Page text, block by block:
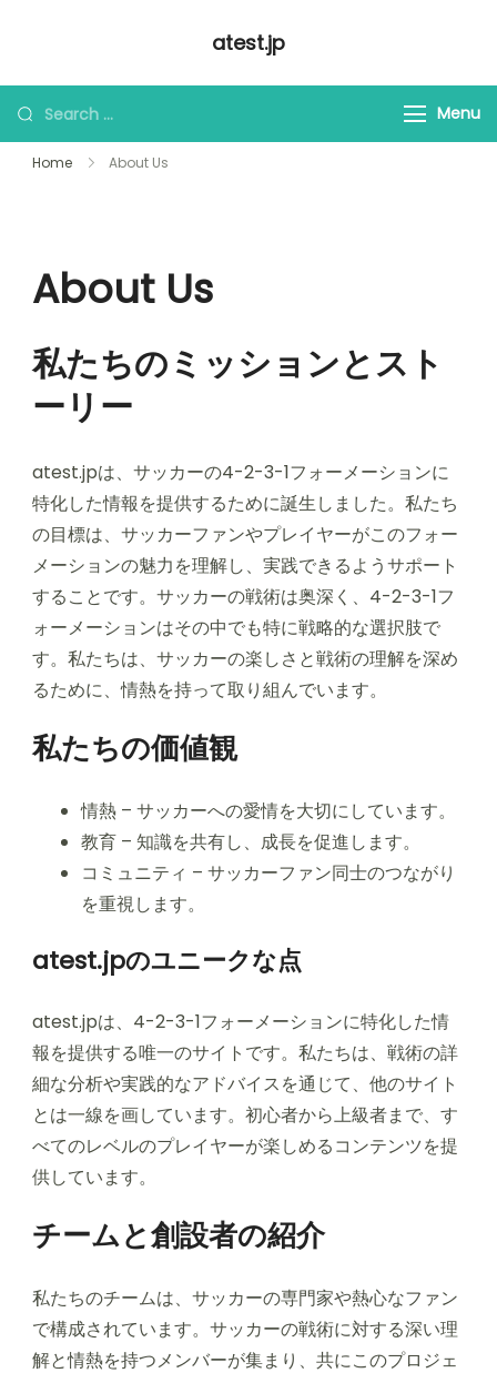
atest.jp
Looking
for
Something?
Menu
Home About Us
About Us
私たちのミッションとスト
ーリー
atest.jpは、サッカーの4-2-3-1フォーメーションに
特化した情報を提供するために誕生しました。私たち
の目標は、サッカーファンやプレイヤーがこのフォー
メーションの魅力を理解し、実践できるようサポート
することです。サッカーの戦術は奥深く、4-2-3-1フ
ォーメーションはその中でも特に戦略的な選択肢で
す。私たちは、サッカーの楽しさと戦術の理解を深め
るために、情熱を持って取り組んでいます。
私たちの価値観
情熱 – サッカーへの愛情を大切にしています。
教育 – 知識を共有し、成長を促進します。
コミュニティ – サッカーファン同士のつながり
を重視します。
atest.jpのユニークな点
atest.jpは、4-2-3-1フォーメーションに特化した情
報を提供する唯一のサイトです。私たちは、戦術の詳
細な分析や実践的なアドバイスを通じて、他のサイト
とは一線を画しています。初心者から上級者まで、す
べてのレベルのプレイヤーが楽しめるコンテンツを提
供しています。
チームと創設者の紹介
私たちのチームは、サッカーの専門家や熱心なファン
で構成されています。サッカーの戦術に対する深い理
解と情熱を持つメンバーが集まり、共にこのプロジェ